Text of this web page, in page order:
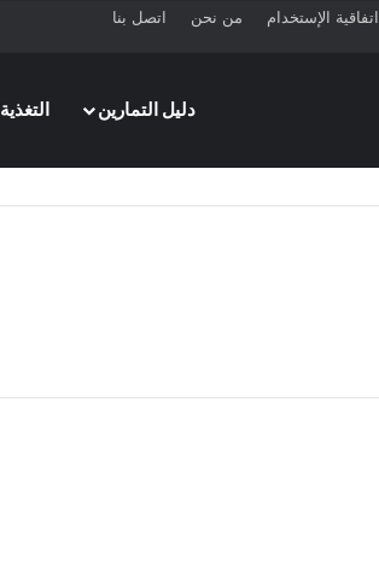
اتفاقية الإستخدام من نحن اتصل بنا
دليل التمارين
التغذية